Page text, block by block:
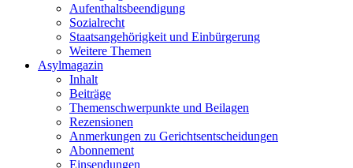
Aufenthaltsbeendigung
Sozialrecht
Staatsangehörigkeit und Einbürgerung
Weitere Themen
Asylmagazin
Inhalt
Beiträge
Themenschwerpunkte und Beilagen
Rezensionen
Anmerkungen zu Gerichtsentscheidungen
Abonnement
Einsendungen